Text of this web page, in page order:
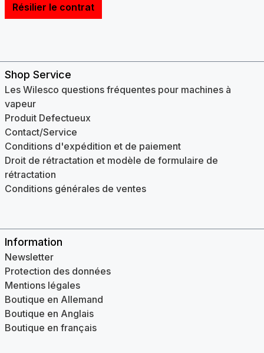
Résilier le contrat
Shop Service
Les Wilesco questions fréquentes pour machines à
vapeur
Produit Defectueux
Contact/Service
Conditions d'expédition et de paiement
Droit de rétractation et modèle de formulaire de
rétractation
Conditions générales de ventes
Information
Newsletter
Protection des données
Mentions légales
Boutique en Allemand
Boutique en Anglais
Boutique en français